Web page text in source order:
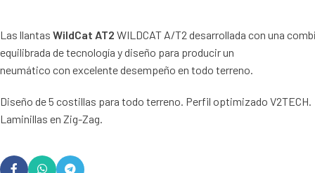
Las llantas WildCat AT2 WILDCAT A/T2 desarrollada con una
equilibrada de tecnología y diseño para producir un
neumático con excelente desempeño en todo terreno.
Diseño de 5 costillas para todo terreno. Perfil optimizado V2TECH.
Laminillas en Zig-Zag.